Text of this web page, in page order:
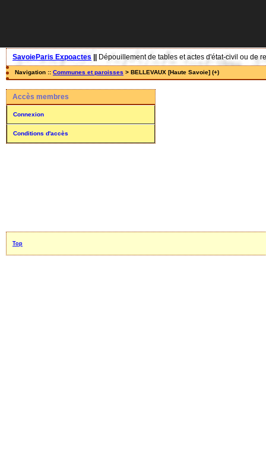
SavoieParis Expoactes Dépouillement de tables et actes d'état-civil ou de
Navigation :: Communes et paroisses > BELLEVAUX [Haute Savoie] (+)
Accès membres
Connexion
Conditions d'accès
Top